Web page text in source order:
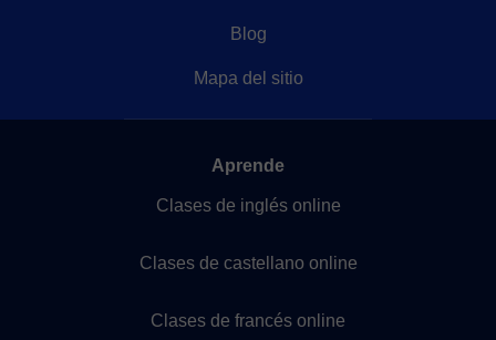
Blog
Mapa del sitio
Aprende
Clases de inglés online
Clases de castellano online
Clases de francés online